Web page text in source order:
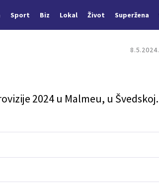
Sport Biz Lokal Život Superžena
8.5.2024.
2024 u Malmeu, u Švedskoj.